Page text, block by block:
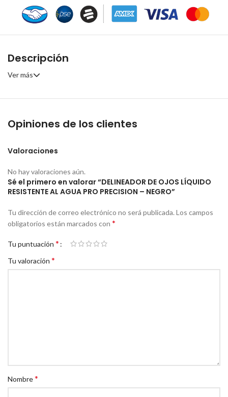
Descripción
Ver más
Opiniones de los clientes
Valoraciones
No hay valoraciones aún.
Sé el primero en valorar “DELINEADOR DE OJOS LÍQUIDO
RESISTENTE AL AGUA PRO PRECISION – NEGRO”
Tu dirección de correo electrónico no será publicada. Los campos
obligatorios están marcados con *
Tu puntuación *
Tu valoración *
Nombre*